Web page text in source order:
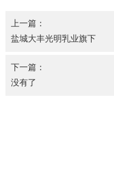
上一篇：
盐城大丰光明乳业旗下
下一篇：
没有了